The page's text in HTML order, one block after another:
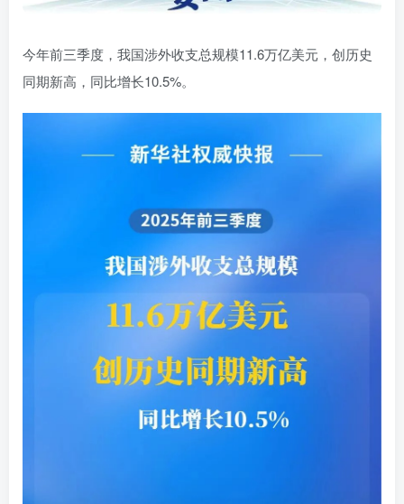
今年前三季度，我国涉外收支总规模11.6万亿美元，创历史
同期新高，同比增长10.5%。